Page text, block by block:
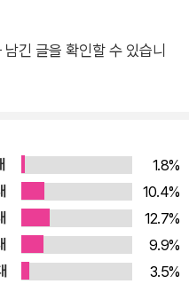
긴 글을 확인할 수 있습니
1.8%
10.4%
12.7%
9.9%
3.5%